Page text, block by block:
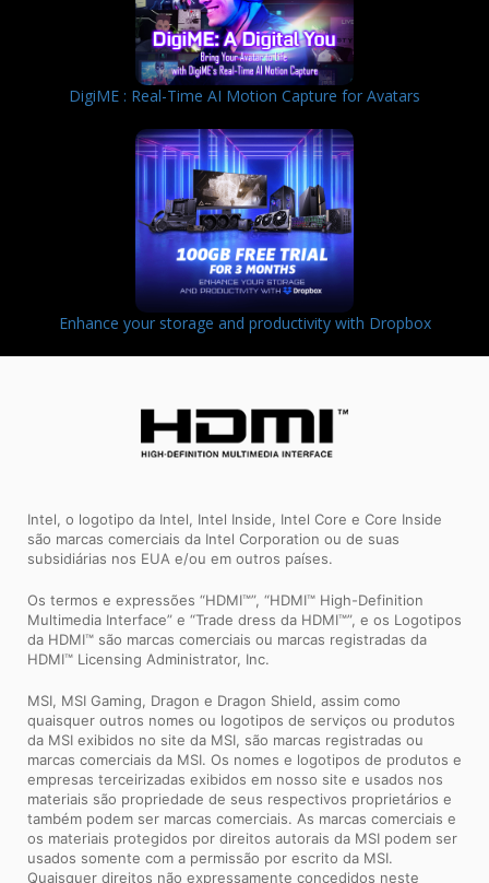
DigiME : Real-Time AI Motion Capture for Avatars
Enhance your storage and productivity with Dropbox
Intel, o logotipo da Intel, Intel Inside, Intel Core e Core Inside
são marcas comerciais da Intel Corporation ou de suas
subsidiárias nos EUA e/ou em outros países.
Os termos e expressões “HDMI™”, “HDMI™ High-Definition
Multimedia Interface” e “Trade dress da HDMI™”, e os Logotipos
da HDMI™ são marcas comerciais ou marcas registradas da
HDMI™ Licensing Administrator, Inc.
MSI, MSI Gaming, Dragon e Dragon Shield, assim como
quaisquer outros nomes ou logotipos de serviços ou produtos
da MSI exibidos no site da MSI, são marcas registradas ou
marcas comerciais da MSI. Os nomes e logotipos de produtos e
empresas terceirizadas exibidos em nosso site e usados ​​nos
materiais são propriedade de seus respectivos proprietários e
também podem ser marcas comerciais. As marcas comerciais e
os materiais protegidos por direitos autorais da MSI podem ser
usados ​​somente com a permissão por escrito da MSI.
Quaisquer direitos não expressamente concedidos neste